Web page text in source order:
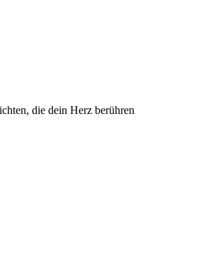
die dein Herz berühren